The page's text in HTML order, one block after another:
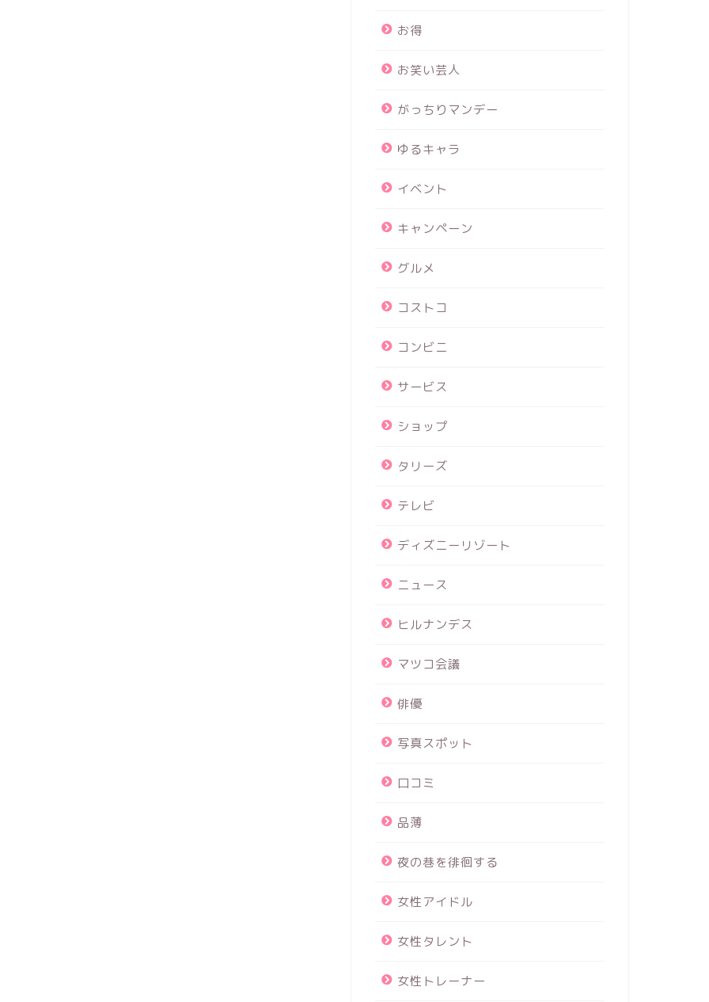
お得
お笑い芸人
がっちりマンデー
ゆるキャラ
イベント
キャンペーン
グルメ
コストコ
コンビニ
サービス
ショップ
タリーズ
テレビ
ディズニーリゾート
ニュース
ヒルナンデス
マツコ会議
俳優
写真スポット
口コミ
品薄
夜の巷を徘徊する
女性アイドル
女性タレント
女性トレーナー